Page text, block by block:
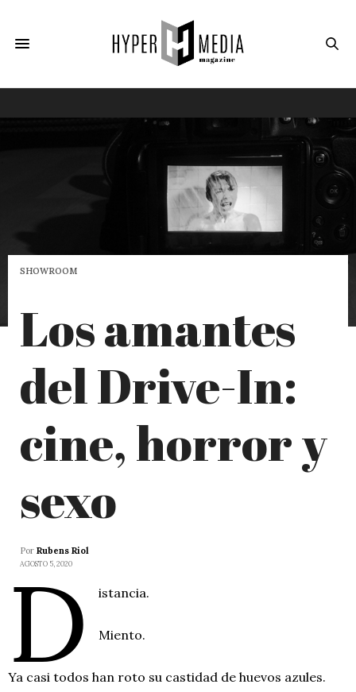
SHOWROOM
Los amantes
del Drive-In:
cine, horror y
sexo
Por Rubens Riol
AGOSTO 5, 2020
D istancia.
Miento.
Ya casi todos han roto su castidad de huevos azules.